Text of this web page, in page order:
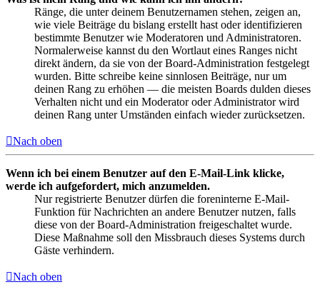
Ränge, die unter deinem Benutzernamen stehen, zeigen an,
wie viele Beiträge du bislang erstellt hast oder identifizieren
bestimmte Benutzer wie Moderatoren und Administratoren.
Normalerweise kannst du den Wortlaut eines Ranges nicht
direkt ändern, da sie von der Board-Administration festgelegt
wurden. Bitte schreibe keine sinnlosen Beiträge, nur um
deinen Rang zu erhöhen — die meisten Boards dulden dieses
Verhalten nicht und ein Moderator oder Administrator wird
deinen Rang unter Umständen einfach wieder zurücksetzen.
Nach oben
Wenn ich bei einem Benutzer auf den E-Mail-Link klicke,
werde ich aufgefordert, mich anzumelden.
Nur registrierte Benutzer dürfen die foreninterne E-Mail-
Funktion für Nachrichten an andere Benutzer nutzen, falls
diese von der Board-Administration freigeschaltet wurde.
Diese Maßnahme soll den Missbrauch dieses Systems durch
Gäste verhindern.
Nach oben